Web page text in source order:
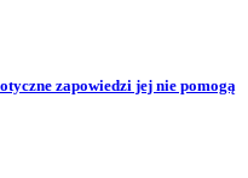
zapowiedzi jej nie pomogą